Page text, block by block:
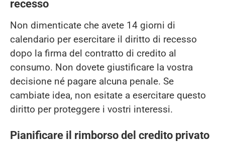
recesso
Non dimenticate che avete 14 giorni di
calendario per esercitare il diritto di recesso
dopo la firma del contratto di credito al
consumo. Non dovete giustificare la vostra
decisione né pagare alcuna penale. Se
cambiate idea, non esitate a esercitare questo
diritto per proteggere i vostri interessi.
Pianificare il rimborso del credito privato